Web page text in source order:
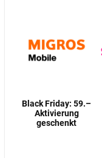
Black Friday: 59.–
Aktivierung
geschenkt